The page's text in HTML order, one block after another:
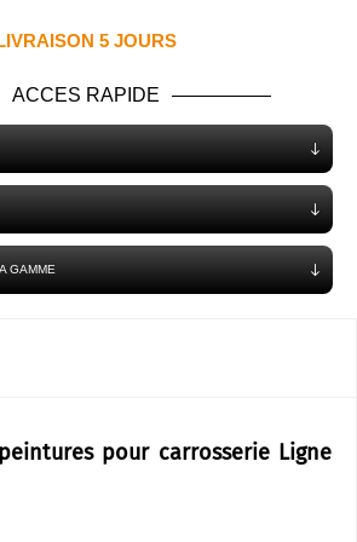
5 JOURS
ACCES RAPIDE
GAMME
pour carrosserie Ligne